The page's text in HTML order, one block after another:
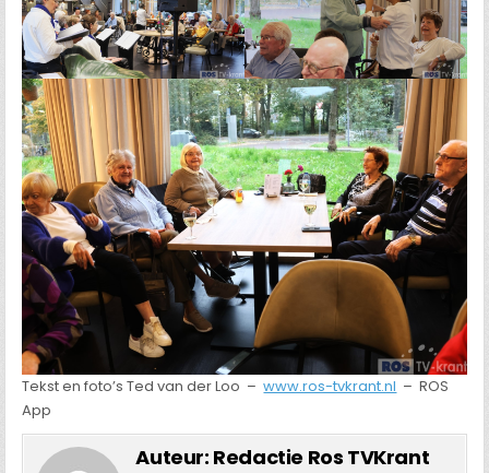
Tekst en foto’s Ted van der Loo –www.ros-tvkrant.nl – ROS
App
Auteur: Redactie Ros TVKrant